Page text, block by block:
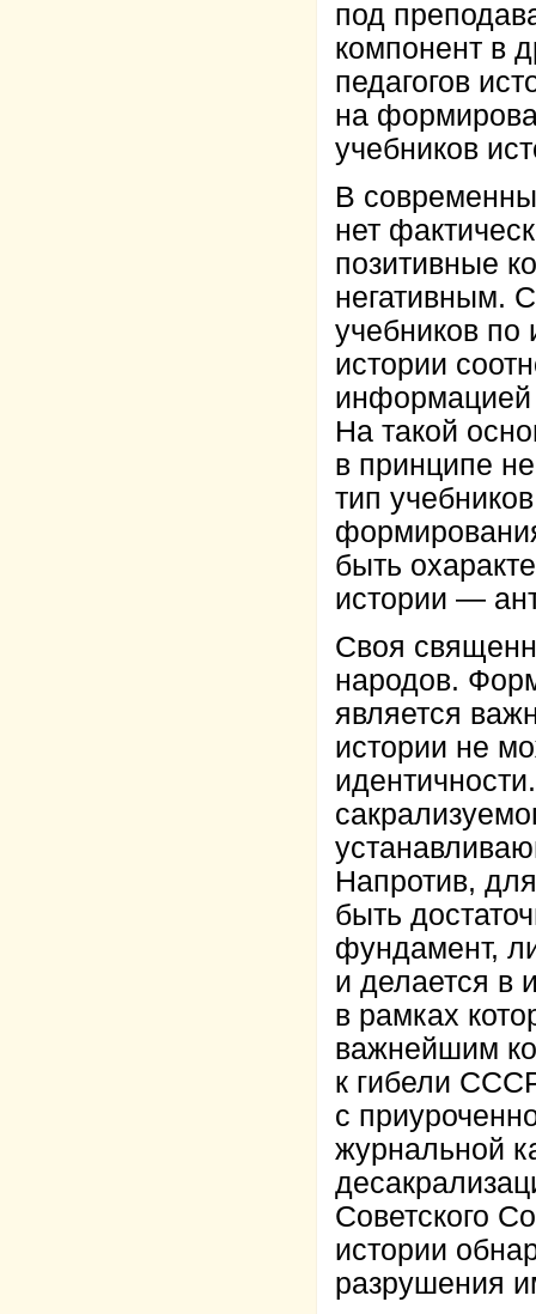
под
компонент в
педагогов
на
учебников
В
нет
позитивные
негативным.
учебников по
истории
информацией
На такой
в принципе
тип
быть
истории —
Своя
народов.
является
истории не
Напротив,
быть
фундамент,
и делается в
в рамках
важнейшим
к гибели
с
журнальной
Советского
истории
разрушения